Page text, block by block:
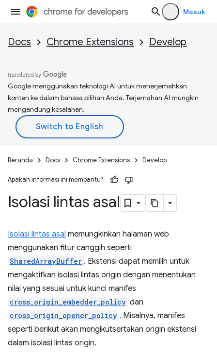
Masuk
Docs Chrome Extensions Develop
Google menggunakan teknologi AI untuk menerjemahkan
konten ke dalam bahasa pilihan Anda. Terjemahan AI mungkin
mengandung kesalahan.
Beranda Docs Chrome Extensions Develop
Apakah informasi ini membantu?
Isolasi lintas asal
Isolasi lintas asal memungkinkan halaman web
menggunakan fitur canggih seperti
SharedArrayBuffer . Ekstensi dapat memilih untuk
mengaktifkan isolasi lintas origin dengan menentukan
nilai yang sesuai untuk kunci manifes
cross_origin_embedder_policy dan
cross_origin_opener_policy . Misalnya, manifes
seperti berikut akan mengikutsertakan origin ekstensi
dalam isolasi lintas origin.